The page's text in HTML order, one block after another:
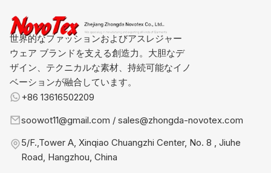
世界的なファッションおよびアスレジャー
ウェア ブランドを支える創造力。大胆なデ
ザイン、テクニカルな素材、持続可能なイノ
ベーションが融合しています。
+86 13616502209
soowot11@gmail.com / sales@zhongda-novotex.com
5/F.,Tower A, Xinqiao Chuangzhi Center, No. 8 , Jiuhe
Road, Hangzhou, China